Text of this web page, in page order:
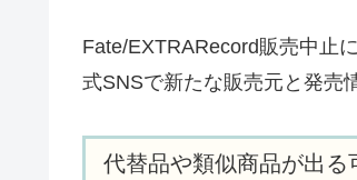
Fate/EXTRARecord販売中止
式SNSで新たな販売元と発売
代替品や類似商品が出る